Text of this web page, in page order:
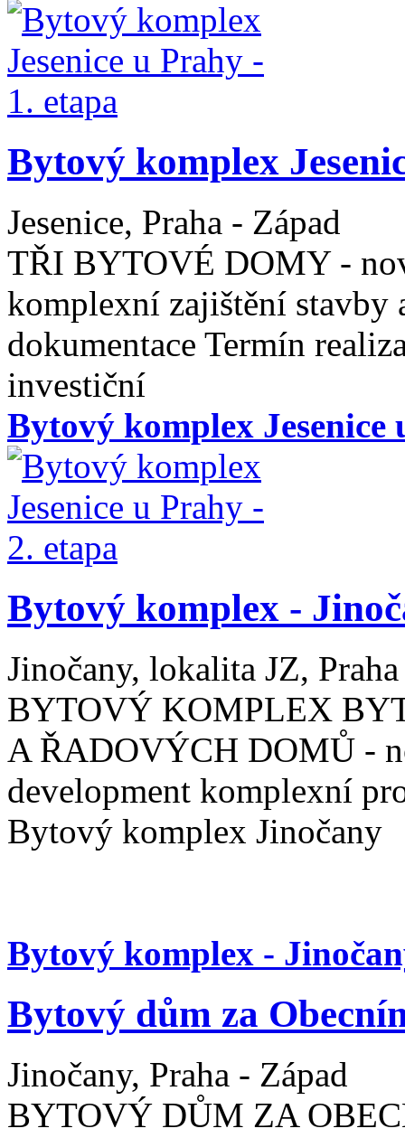
Bytový komplex
Jesenice, Praha - Západ
TŘI BYTOVÉ DOMY -
komplexní zajištění
dokumentace Termín
investiční
Bytový komplex Jesenice
Bytový komplex -
Jinočany, lokalita JZ,
BYTOVÝ KOMPLEX
A ŘADOVÝCH DOMŮ -
development komplexní
Bytový komplex Jinočany
Bytový komplex -
Bytový dům za
Jinočany, Praha - Západ
BYTOVÝ DŮM ZA